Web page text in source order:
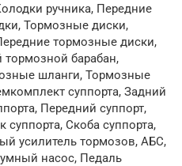
ручника, Передние
Тормозные диски,
тормозные диски,
барабан,
шланги, Тормозные
суппорта, Задний
Передний суппорт,
Скоба суппорта,
усилитель тормозов, АБС,
насос, Педаль